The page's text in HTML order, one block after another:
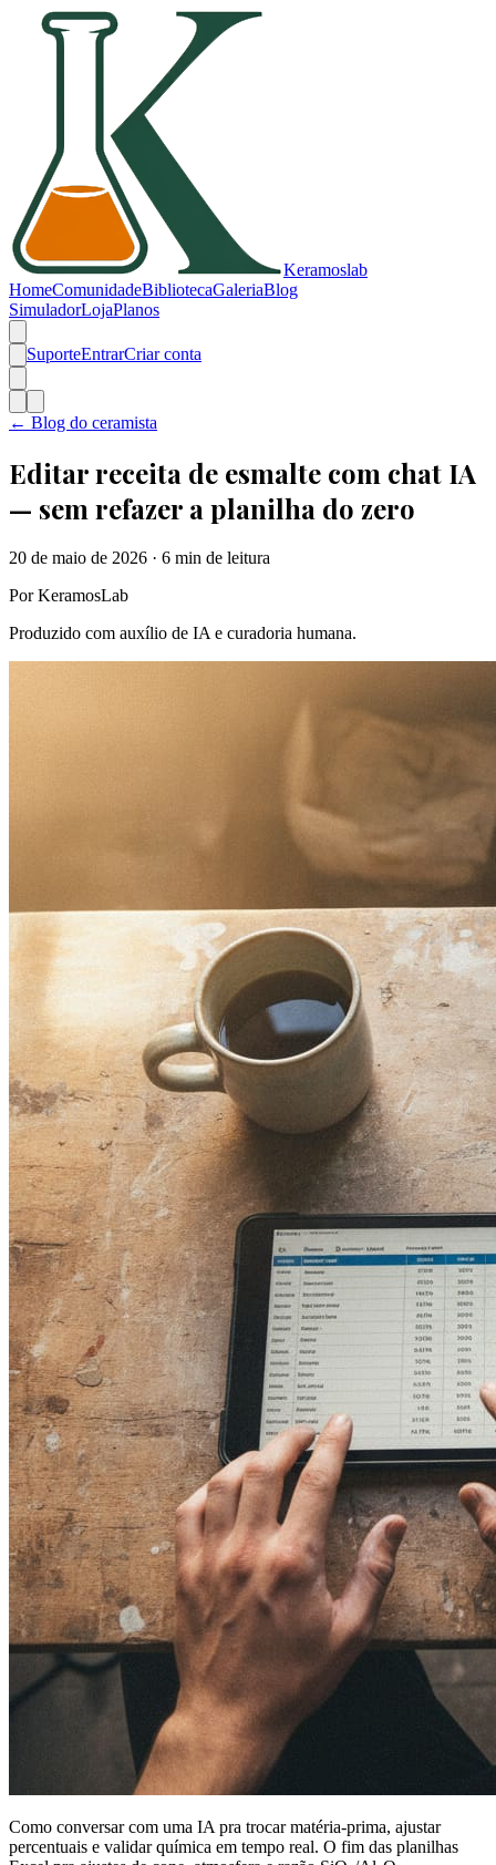
Keramoslab
HomeComunidadeBibliotecaGaleriaBlog
SimuladorLojaPlanos
SuporteEntrarCriar conta
← Blog do ceramista
Editar receita de esmalte com chat IA
— sem refazer a planilha do zero
20 de maio de 2026 · 6 min de leitura
Por KeramosLab
Produzido com auxílio de IA e curadoria humana.
Como conversar com uma IA pra trocar matéria-prima, ajustar
percentuais e validar química em tempo real. O fim das planilhas